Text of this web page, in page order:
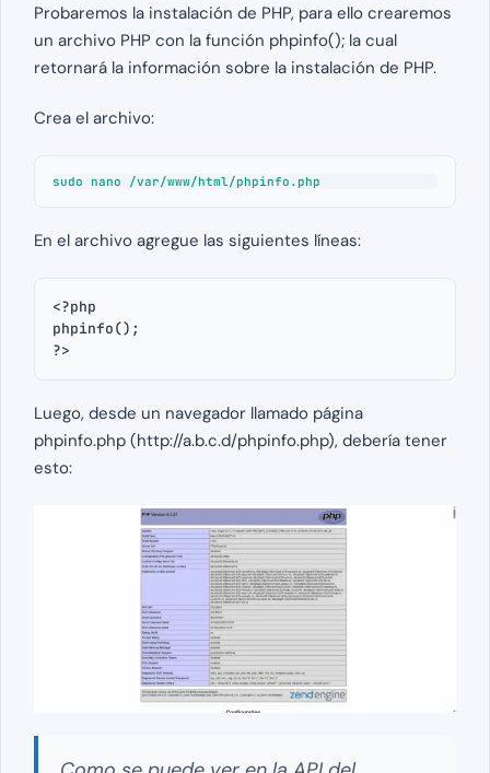
Probaremos la instalación de PHP, para ello crearemos
un archivo PHP con la función phpinfo(); la cual
retornará la información sobre la instalación de PHP.
Crea el archivo:
sudo nano /var/www/html/phpinfo.php
En el archivo agregue las siguientes líneas:
<?php
phpinfo();
?>
Luego, desde un navegador llamado página
phpinfo.php (http://a.b.c.d/phpinfo.php), debería tener
esto: